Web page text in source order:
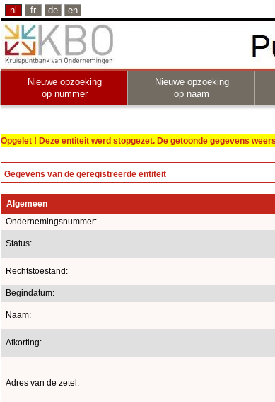
nl fr de en
Nieuwe opzoeking
op nummer
Nieuwe opzoeking
op naam
Opgelet ! Deze entiteit werd stopgezet. De getoonde gegevens
Gegevens van de geregistreerde entiteit
Algemeen
Ondernemingsnummer:
Status:
Rechtstoestand:
Begindatum:
Naam:
Afkorting:
Adres van de zetel: